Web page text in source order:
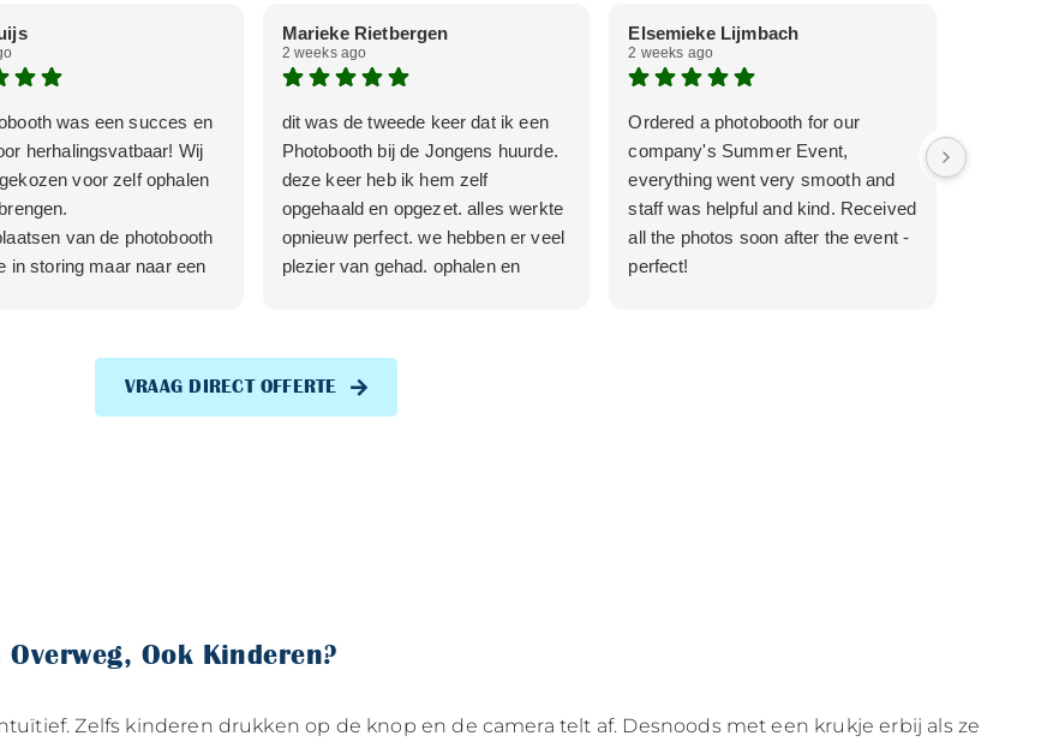
was een succes en
herhalingsvatbaar! Wij
voor zelf ophalen
van de photobooth
in storing maar naar een
ook echt tof vinden, is dat je
krijgt waar alle foto strips in
ook nog eens alle foto's
Marieke Rietbergen
2 weeks ago
dit was de tweede keer dat ik een
Photobooth bij de Jongens huurde.
deze keer heb ik hem zelf
opgehaald en opgezet. alles werkte
opnieuw perfect. we hebben er veel
plezier van gehad. ophalen en
goed, feest om dit te regelen.
Elsemieke Lijmbach
2 weeks ago
Ordered a photobooth for our
company's Summer Event,
everything went very smooth and
staff was helpful and kind. Received
all the photos soon after the event -
perfect!
VRAAG DIRECT OFFERTE
Ook Kinderen?
Zelfs kinderen drukken op de knop en de camera telt af. Desnoods met een krukje erbij als ze